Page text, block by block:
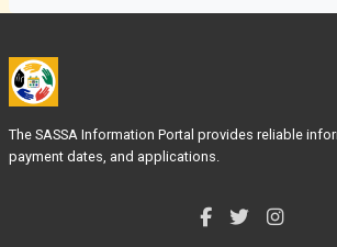
The SASSA Information Portal provides reliable
payment dates, and applications.